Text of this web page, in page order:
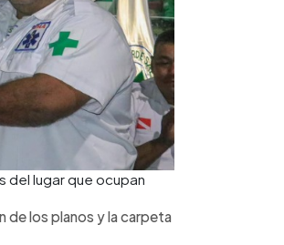
del lugar que ocupan
de los planos y la carpeta